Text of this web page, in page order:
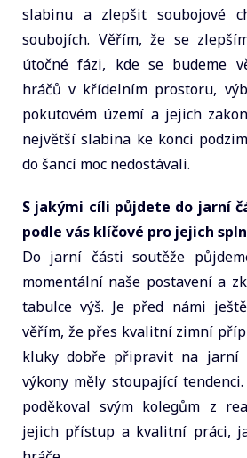
slabinu a zlepšit soubojové
soubojích. Věřím, že se
útočné fázi, kde se budeme
hráčů v křídelním prostoru,
pokutovém území a jejich
největší slabina ke konci
do šancí moc nedostávali.
S jakými cíli půjdete do jarní
podle vás klíčové pro jejich
Do jarní části soutěže
momentální naše postavení a
tabulce výš. Je před námi
věřím, že přes kvalitní zimní
kluky dobře připravit na jarní
výkony měly stoupající
poděkoval svým kolegům z
jejich přístup a kvalitní práci,